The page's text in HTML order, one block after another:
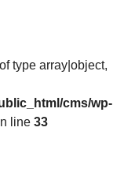
type array|object,
cms/wp-
line 33